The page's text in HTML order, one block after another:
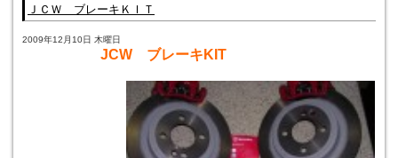
ＪＣＷ ブレーキＫＩＴ
2009年12月10日 木曜日
JCW ブレーキKIT